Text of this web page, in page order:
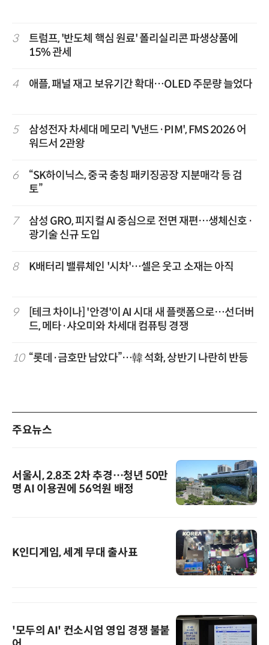
3
트럼프, '반도체 핵심 원료' 폴리실리콘 파생상품에
15% 관세
4 애플, 패널 재고 보유기간 확대…OLED 주문량 늘었다
5
삼성전자 차세대 메모리 'V낸드·PIM', FMS 2026 어
워드서 2관왕
6
“SK하이닉스, 중국 충칭 패키징공장 지분매각 등 검
토”
7
삼성 GRO, 피지컬 AI 중심으로 전면 재편…생체신호·
광기술 신규 도입
8 K배터리 밸류체인 '시차'…셀은 웃고 소재는 아직
9
[테크 차이나] '안경'이 AI 시대 새 플랫폼으로…선더버
드, 메타·샤오미와 차세대 컴퓨팅 경쟁
10 “롯데·금호만 남았다”…韓 석화, 상반기 나란히 반등
주요뉴스
서울시, 2.8조 2차 추경…청년 50만
명 AI 이용권에 56억원 배정
K인디게임, 세계 무대 출사표
'모두의 AI' 컨소시엄 영입 경쟁 불붙